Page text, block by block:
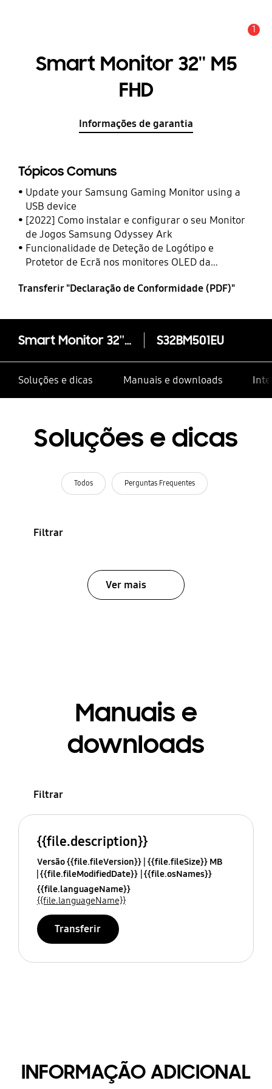
1
Smart Monitor 32'' M5
FHD
Informações de garantia
Tópicos Comuns
Update your Samsung Gaming Monitor using a
USB device
[2022] Como instalar e configurar o seu Monitor
de Jogos Samsung Odyssey Ark
Funcionalidade de Deteção de Logótipo e
Protetor de Ecrã nos monitores OLED da
Transferir "Declaração de Conformidade (PDF)"
Smart Monitor 32'' M5 FHD S32BM501EU
Soluções e dicas Manuais e downloads
Soluções e dicas
Todos Perguntas Frequentes
Filtrar
Ver mais
Manuais e
downloads
Filtrar
{{file.description}}
Versão {{file.fileVersion}} {{file.fileSize}} MB
{{file.fileModifiedDate}} {{file.osNames}}
{{file.languageName}}
{{file.languageName}}
Transferir
INFORMAÇÃO ADICIONAL